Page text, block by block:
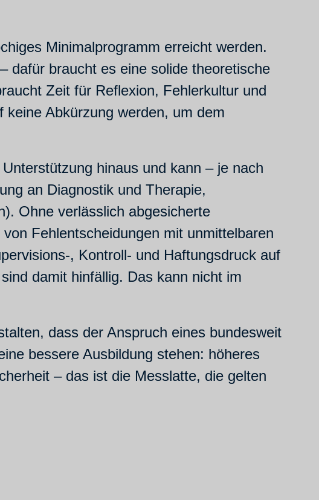
Minimalprogramm erreicht werden.
dafür braucht es eine solide theoretische
Zeit für Reflexion, Fehlerkultur und
Abkürzung werden, um dem
hinaus und kann – je nach
an Diagnostik und Therapie,
Ohne verlässlich abgesicherte
Fehlentscheidungen mit unmittelbaren
, Kontroll- und Haftungsdruck auf
damit hinfällig. Das kann nicht im
dass der Anspruch eines bundesweit
bessere Ausbildung stehen: höheres
– das ist die Messlatte, die gelten